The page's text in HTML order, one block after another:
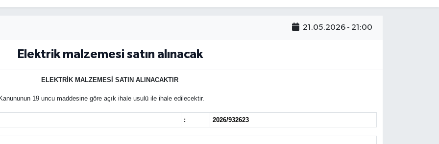
21.05.2026 - 21:00
Elektrik malzemesi satın alınacak
ELEKTRİK MALZEMESİ SATIN ALINACAKTIR
19 uncu maddesine göre açık ihale usulü ile ihale edilecektir.
: 2026/932623